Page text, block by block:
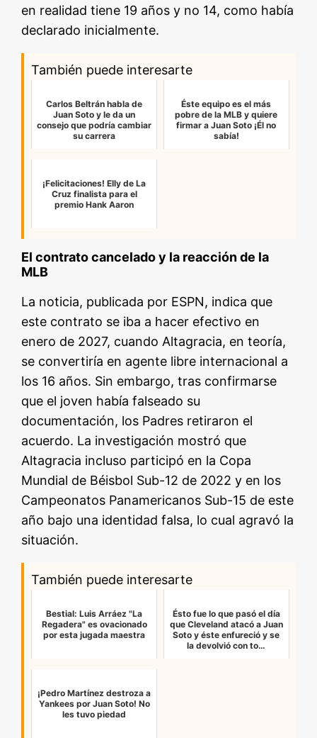
en realidad tiene 19 años y no 14, como había
declarado inicialmente.
También puede interesarte
Carlos Beltrán habla de
Juan Soto y le da un
consejo que podría cambiar
su carrera
Éste equipo es el más
pobre de la MLB y quiere
firmar a Juan Soto ¡Él no
sabía!
¡Felicitaciones! Elly de La
Cruz finalista para el
premio Hank Aaron
El contrato cancelado y la reacción de la
MLB
La noticia, publicada por ESPN, indica que
este contrato se iba a hacer efectivo en
enero de 2027, cuando Altagracia, en teoría,
se convertiría en agente libre internacional a
los 16 años. Sin embargo, tras confirmarse
que el joven había falseado su
documentación, los Padres retiraron el
acuerdo. La investigación mostró que
Altagracia incluso participó en la Copa
Mundial de Béisbol Sub-12 de 2022 y en los
Campeonatos Panamericanos Sub-15 de este
año bajo una identidad falsa, lo cual agravó la
situación.
También puede interesarte
Bestial: Luis Arráez "La
Regadera" es ovacionado
por esta jugada maestra
Ésto fue lo que pasó el día
que Cleveland atacó a Juan
Soto y éste enfureció y se
la devolvió con to…
¡Pedro Martínez destroza a
Yankees por Juan Soto! No
les tuvo piedad